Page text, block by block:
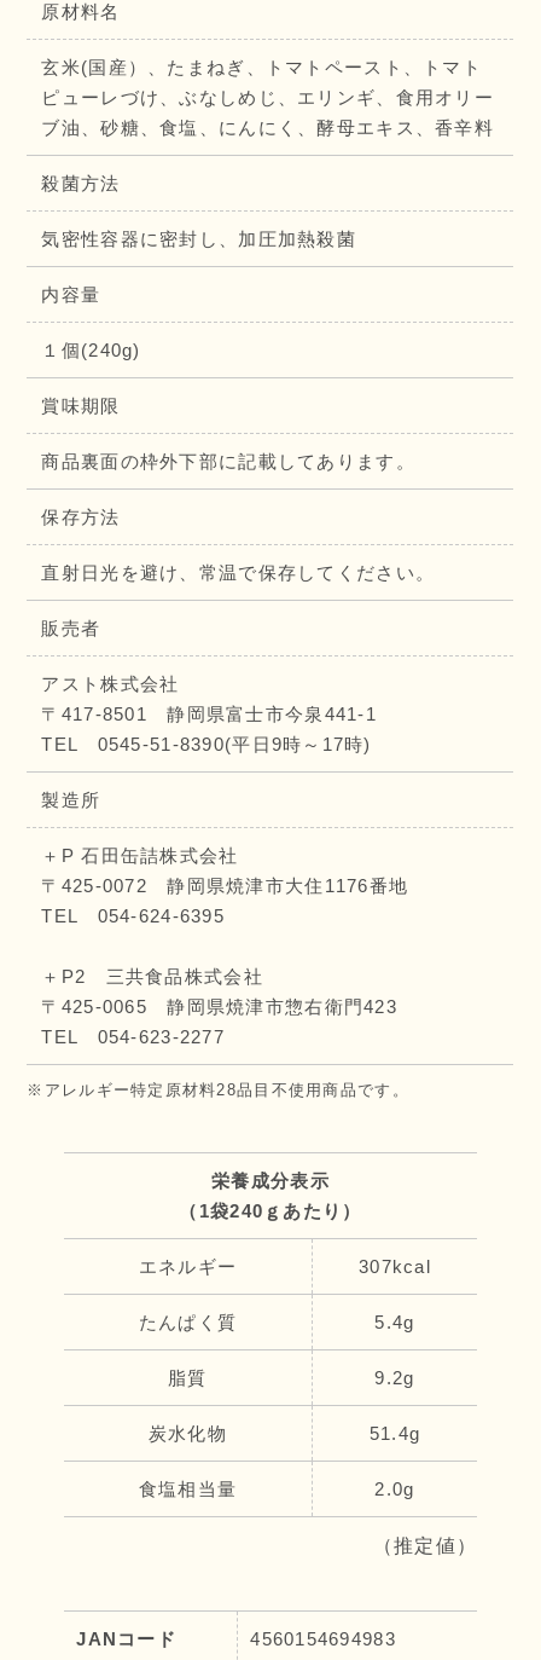
原材料名
玄米(国産）、たまねぎ、トマトペースト、トマト
ピューレづけ、ぶなしめじ、エリンギ、食用オリー
ブ油、砂糖、食塩、にんにく、酵母エキス、香辛料
殺菌方法
気密性容器に密封し、加圧加熱殺菌
内容量
１個(240g)
賞味期限
商品裏面の枠外下部に記載してあります。
保存方法
直射日光を避け、常温で保存してください。
販売者
アスト株式会社
〒417-8501 静岡県富士市今泉441-1
TEL 0545-51-8390(平日9時～17時)
製造所
＋P 石田缶詰株式会社
〒425-0072 静岡県焼津市大住1176番地
TEL 054-624-6395
＋P2 三共食品株式会社
〒425-0065 静岡県焼津市惣右衛門423
TEL 054-623-2277
※アレルギー特定原材料28品目不使用商品です。
栄養成分表示
（1袋240ｇあたり）
エネルギー 307kcal
たんぱく質 5.4g
脂質 9.2g
炭水化物 51.4g
食塩相当量 2.0g
（推定値）
JANコード 4560154694983